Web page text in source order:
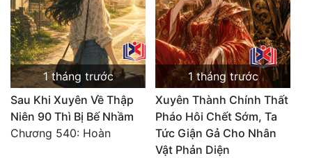
1 tháng trước
Sau Khi Xuyên Về Thập
Niên 90 Thì Bị Bế Nhầm
Chương 540: Hoàn
1 tháng trước
Xuyên Thành Chính Thất
Pháo Hôi Chết Sớm, Ta
Tức Giận Gả Cho Nhân
Vật Phản Diện